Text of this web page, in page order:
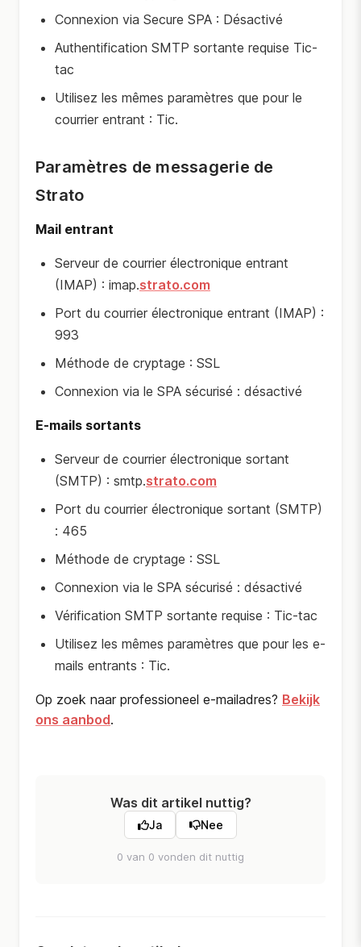
Connexion via Secure SPA : Désactivé
Authentification SMTP sortante requise Tic-
tac
Utilisez les mêmes paramètres que pour le
courrier entrant : Tic.
Paramètres de messagerie de
Strato
Mail entrant
Serveur de courrier électronique entrant
(IMAP) : imap.strato.com
Port du courrier électronique entrant (IMAP) :
993
Méthode de cryptage : SSL
Connexion via le SPA sécurisé : désactivé
E-mails sortants
Serveur de courrier électronique sortant
(SMTP) : smtp.strato.com
Port du courrier électronique sortant (SMTP)
: 465
Méthode de cryptage : SSL
Connexion via le SPA sécurisé : désactivé
Vérification SMTP sortante requise : Tic-tac
Utilisez les mêmes paramètres que pour les e-
mails entrants : Tic.
Op zoek naar professioneel e-mailadres? Bekijk
ons aanbod.
Was dit artikel nuttig?
Ja Nee
0 van 0 vonden dit nuttig